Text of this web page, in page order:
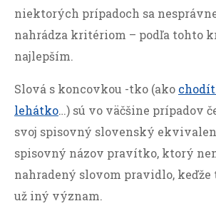
niektorých prípadoch sa
nahrádza kritériom – podľa tohto
najlepším.
Slová s koncovkou -tko (ako
lehátko…) sú vo väčšine prípadov
svoj spisovný slovenský
spisovný názov pravítko, ktorý
nahradený slovom pravidlo,
už iný význam.